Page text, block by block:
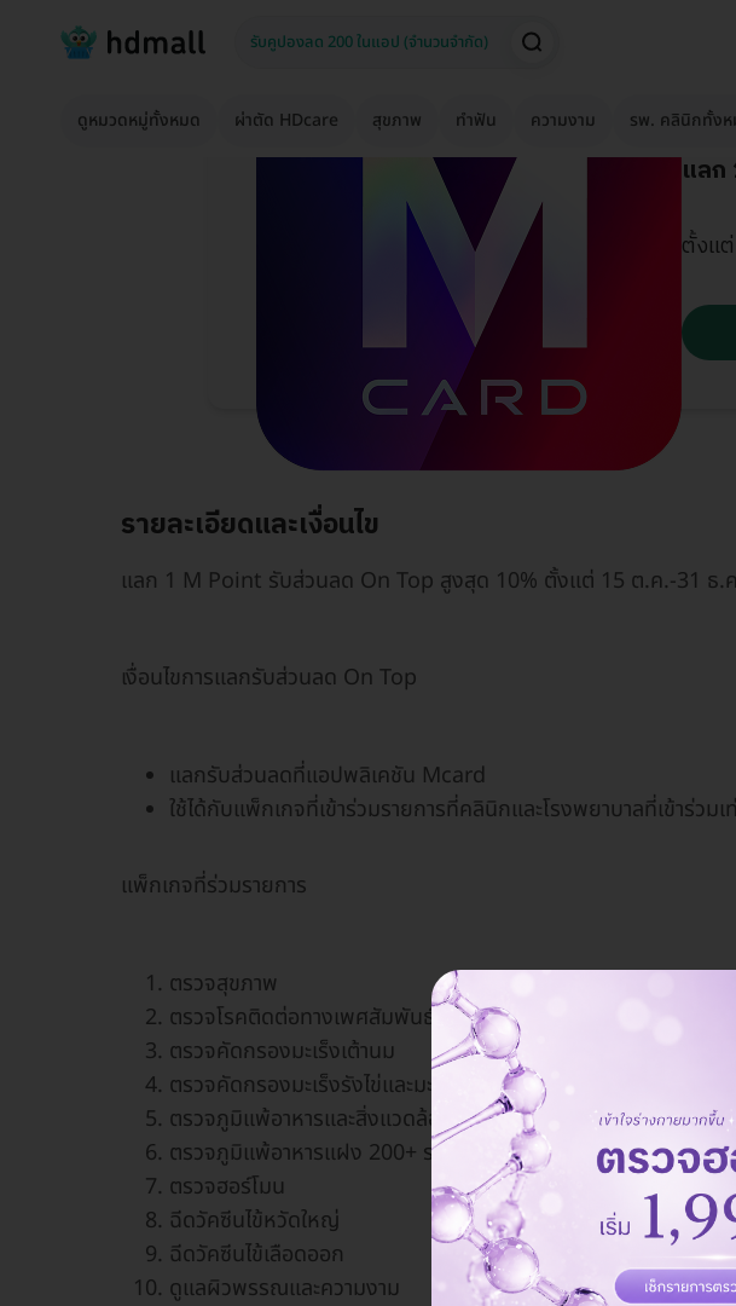
ดูหมวดหมู่ทั้งหมด ผ่าตัด HDcare สุขภาพ ทำฟัน ความงาม รพ. คลินิกทั้งห
แลก
ตั้งแ
รายละเอียดและเงื่อนไข
แลก 1 M Point รับส่วนลด On Top สูงสุด 10% ตั้งแต่ 15 ต.ค.-31 ธ.
เงื่อนไขการแลกรับส่วนลด On Top
แลกรับส่วนลดที่แอปพลิเคชัน Mcard
ใช้ได้กับแพ็กเกจที่เข้าร่วมรายการที่คลินิกและโรงพยาบาลที่เข้าร่วมเ
แพ็กเกจที่ร่วมรายการ
ตรวจสุขภาพ
ตรวจโรคติดต่อทางเพศสัมพันธ์
ตรวจคัดกรองมะเร็งเต้านม
ตรวจคัดกรองมะเร็งรังไข่และมะเร็งปากมดลูก
ตรวจภูมิแพ้อาหารและสิ่งแวดล้อม
ตรวจภูมิแพ้อาหารแฝง 200+ รายการ
ตรวจฮอร์โมน
ฉีดวัคซีนไข้หวัดใหญ่
ฉีดวัคซีนไข้เลือดออก
ดูแลผิวพรรณและความงาม